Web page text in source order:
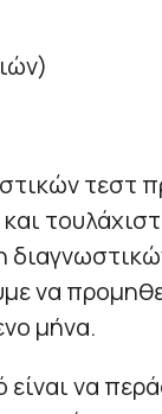
τεστ
να
μήνα.
να